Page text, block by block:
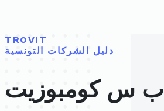
TROVIT
دليل الشركات التونسية
ا ب س كومبوزيت